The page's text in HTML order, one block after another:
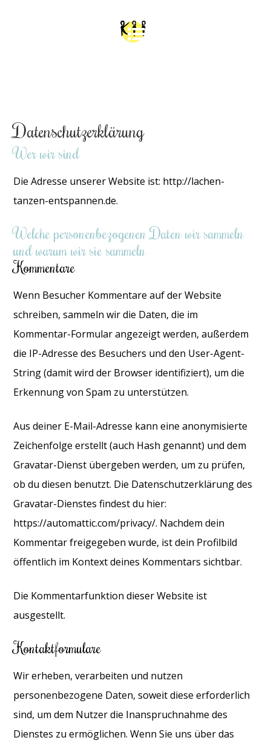
Datenschutzerklärung
Wer wir sind
Die Adresse unserer Website ist: http://lachen-
tanzen-entspannen.de.
Welche personenbezogenen Daten wir sammeln
und warum wir sie sammeln
Kommentare
Wenn Besucher Kommentare auf der Website
schreiben, sammeln wir die Daten, die im
Kommentar-Formular angezeigt werden, außerdem
die IP-Adresse des Besuchers und den User-Agent-
String (damit wird der Browser identifiziert), um die
Erkennung von Spam zu unterstützen.
Aus deiner E-Mail-Adresse kann eine anonymisierte
Zeichenfolge erstellt (auch Hash genannt) und dem
Gravatar-Dienst übergeben werden, um zu prüfen,
ob du diesen benutzt. Die Datenschutzerklärung des
Gravatar-Dienstes findest du hier:
https://automattic.com/privacy/. Nachdem dein
Kommentar freigegeben wurde, ist dein Profilbild
öffentlich im Kontext deines Kommentars sichtbar.
Die Kommentarfunktion dieser Website ist
ausgestellt.
Kontaktformulare
Wir erheben, verarbeiten und nutzen
personenbezogene Daten, soweit diese erforderlich
sind, um dem Nutzer die Inanspruchnahme des
Dienstes zu ermöglichen.Wenn Sie uns über das